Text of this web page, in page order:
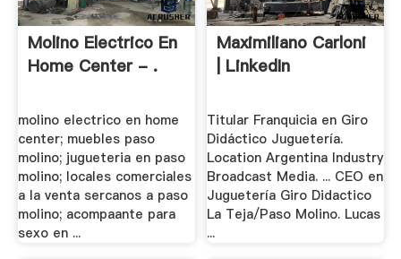
Molino Electrico En
Home Center - .
molino electrico en home
center; muebles paso
molino; jugueteria en paso
molino; locales comerciales
a la venta sercanos a paso
molino; acompaante para
sexo en ...
Maximiliano Carloni
| LinkedIn
Titular Franquicia en Giro
Didáctico Juguetería.
Location Argentina Industry
Broadcast Media. ... CEO en
Juguetería Giro Didactico
La Teja/Paso Molino. Lucas
...